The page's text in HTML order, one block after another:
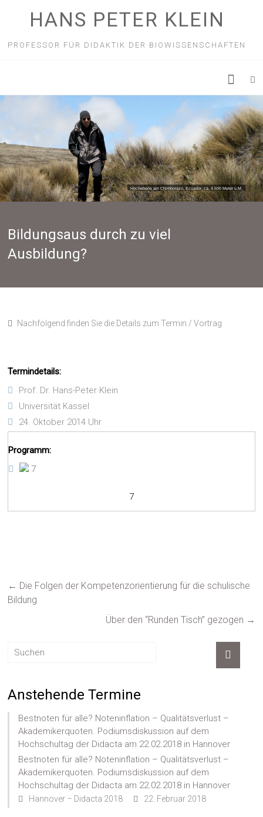
HANS PETER KLEIN
PROFESSOR FÜR DIDAKTIK DER BIOWISSENSCHAFTEN
Hochebene am Chimborazo, Ecuador, ca. 4.500 Meter ü.M.
Bildungsaus durch zu viel
Ausbildung?
Nachfolgend finden Sie die Details zum Termin / Vortrag
Termindetails:
Prof. Dr. Hans-Peter Klein
Universität Kassel
24. Oktober 2014 Uhr
Programm:
7
7
← Die Folgen der Kompetenzorientierung für die schulische
Bildung
Über den “Runden Tisch” gezogen →
Anstehende Termine
Bestnoten für alle? Noteninflation – Qualitätsverlust –
Akademikerquoten. Podiumsdiskussion auf dem
Hochschultag der Didacta am 22.02.2018 in Hannover
Bestnoten für alle? Noteninflation – Qualitätsverlust –
Akademikerquoten. Podiumsdiskussion auf dem
Hochschultag der Didacta am 22.02.2018 in Hannover
Hannover – Didacta 2018 22. Februar 2018